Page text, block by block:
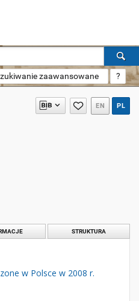
zaawansowane ?
EN PL
STRUKTURA
w Polsce w 2008 r.